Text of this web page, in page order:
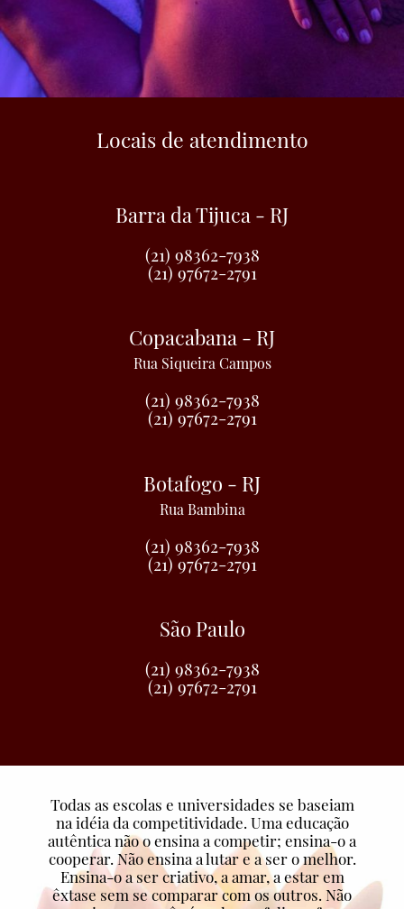
Locais de atendimento
Barra da Tijuca - RJ
(21) 98362-7938
(21) 97672-2791
Copacabana - RJ
Rua Siqueira Campos
(21) 98362-7938
(21) 97672-2791
Botafogo - RJ
Rua Bambina
(21) 98362-7938
(21) 97672-2791
São Paulo
(21) 98362-7938
(21) 97672-2791
Todas as escolas e universidades se baseiam
na idéia da competitividade. Uma educação
autêntica não o ensina a competir; ensina-o a
cooperar. Não ensina a lutar e a ser o melhor.
Ensina-o a ser criativo, a amar, a estar em
êxtase sem se comparar com os outros. Não